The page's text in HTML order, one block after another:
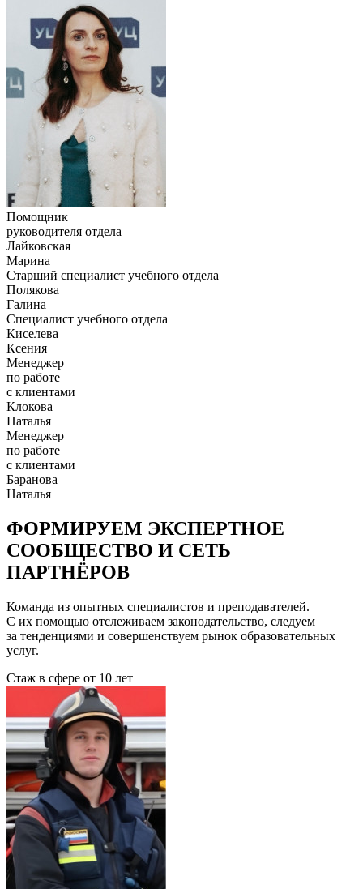
Помощник
руководителя отдела
Лайковская
Марина
Старший специалист учебного отдела
Полякова
Галина
Специалист учебного отдела
Киселева
Ксения
Менеджер
по работе
с клиентами
Клокова
Наталья
Менеджер
по работе
с клиентами
Баранова
Наталья
ФОРМИРУЕМ ЭКСПЕРТНОЕ
СООБЩЕСТВО И СЕТЬ
ПАРТНЁРОВ
Команда из опытных специалистов и преподавателей.
С их помощью отслеживаем законодательство, следуем
за тенденциями и совершенствуем рынок образовательных
услуг.
Стаж в сфере от 10 лет